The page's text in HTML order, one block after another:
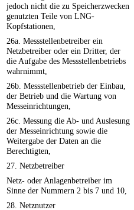
jedoch nicht die zu Speicherzwecken
genutzten Teile von LNG-
Kopfstationen,
26a. Messstellenbetreiber ein
Netzbetreiber oder ein Dritter, der
die Aufgabe des Messstellenbetriebs
wahrnimmt,
26b. Messstellenbetrieb der Einbau,
der Betrieb und die Wartung von
Messeinrichtungen,
26c. Messung die Ab- und Auslesung
der Messeinrichtung sowie die
Weitergabe der Daten an die
Berechtigten,
27. Netzbetreiber
Netz- oder Anlagenbetreiber im
Sinne der Nummern 2 bis 7 und 10,
28. Netznutzer